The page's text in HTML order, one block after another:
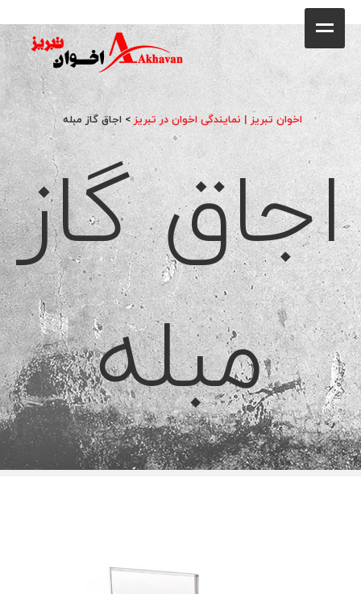
فروشگاه
محصولات
جشنواره فروش ویژه
کاتالوگ
گالری
وبلاگ
تماس با ما
اخوان تبریز | نمایندگی اخوان در تبریز> اجاق گاز مبله
اجاق گاز
مبله